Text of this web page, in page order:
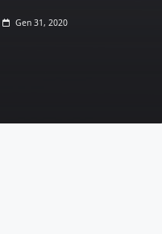
Gen 31, 2020